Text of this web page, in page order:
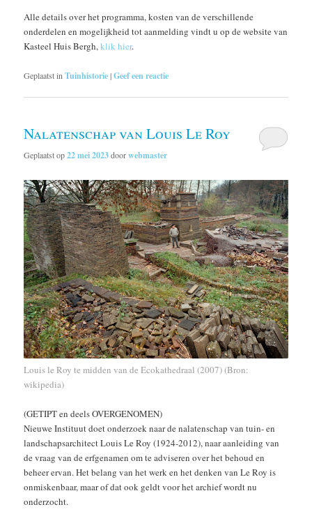
Alle details over het programma, kosten van de verschillende
onderdelen en mogelijkheid tot aanmelding vindt u op de website van
Kasteel Huis Bergh,klik hier.
Geplaatst in Tuinhistorie|Geef een reactie
Nalatenschap van Louis Le Roy
Geplaatst op22 mei 2023doorwebmaster
Louis le Roy te midden van de Ecokathedraal (2007) (Bron:
wikipedia)
(GETIPT en deels OVERGENOMEN)
Nieuwe Instituut doet onderzoek naar de nalatenschap van tuin- en
landschapsarchitect Louis Le Roy (1924-2012), naar aanleiding van
de vraag van de erfgenamen om te adviseren over het behoud en
beheer ervan. Het belang van het werk en het denken van Le Roy is
onmiskenbaar, maar of dat ook geldt voor het archief wordt nu
onderzocht.